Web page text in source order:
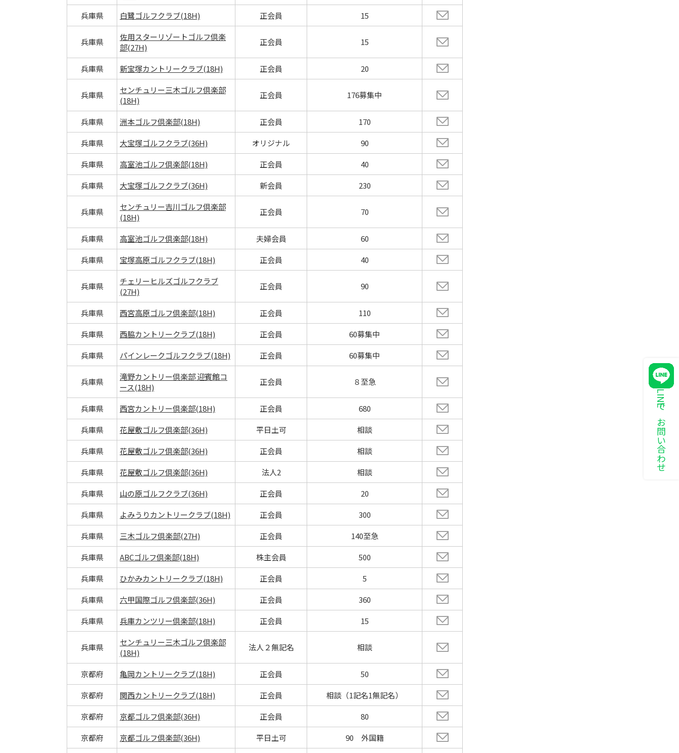
LINEでお問い合わせ
兵庫県 白鷺ゴルフクラブ(18H) 正会員 15
兵庫県
佐用スターリゾートゴルフ倶楽
部(27H)
正会員 15
兵庫県 新宝塚カントリークラブ(18H) 正会員 20
兵庫県
センチュリー三木ゴルフ倶楽部
(18H)
正会員 176募集中
兵庫県 洲本ゴルフ倶楽部(18H) 正会員
170
兵庫県
大宝塚ゴルフクラブ(36H) オリジナル
90
兵庫県
高室池ゴルフ倶楽部(18H) 正会員
40
兵庫県
大宝塚ゴルフクラブ(36H) 新会員 230
兵庫県
センチュリー吉川ゴルフ倶楽部
(18H)
正会員 70
兵庫県 高室池ゴルフ倶楽部(18H) 夫婦会員
60
兵庫県
宝塚高原ゴルフクラブ(18H) 正会員 40
兵庫県
チェリーヒルズゴルフクラブ
(27H)
正会員 90
兵庫県 西宮高原ゴルフ倶楽部(18H) 正会員
110
兵庫県
西脇カントリークラブ(18H) 正会員
60募集中
兵庫県
パインレークゴルフクラブ(18H) 正会員 60募集中
兵庫県
滝野カントリー倶楽部 迎賓館コ
ース(18H)
正会員 ８至急
兵庫県 西宮カントリー倶楽部(18H) 正会員
680
兵庫県
花屋敷ゴルフ倶楽部(36H) 平日土可
相談
兵庫県
花屋敷ゴルフ倶楽部(36H) 正会員
相談
兵庫県
花屋敷ゴルフ倶楽部(36H) 法人2
相談
兵庫県
山の原ゴルフクラブ(36H) 正会員
20
兵庫県
よみうりカントリークラブ(18H) 正会員
300
兵庫県
三木ゴルフ倶楽部(27H) 正会員
140至急
兵庫県
ABCゴルフ倶楽部(18H) 株主会員
500
兵庫県
ひかみカントリークラブ(18H) 正会員
5
兵庫県
六甲国際ゴルフ倶楽部(36H) 正会員
360
兵庫県
兵庫カンツリー倶楽部(18H) 正会員 15
兵庫県
センチュリー三木ゴルフ倶楽部
(18H)
法人２無記名 相談
京都府 亀岡カントリークラブ(18H) 正会員
50
京都府
関西カントリークラブ(18H) 正会員
相談（1記名1無記名）
京都府
京都ゴルフ倶楽部(36H) 正会員
80
京都府
京都ゴルフ倶楽部(36H) 平日土可
90 外国籍